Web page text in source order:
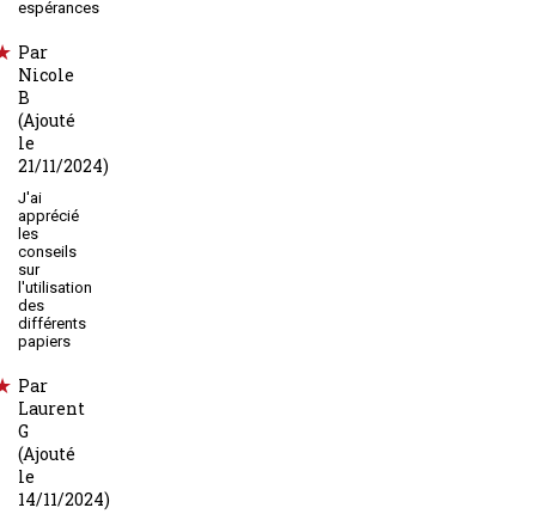
espérances
Par
Nicole
B
(Ajouté
le
21/11/2024)
J'ai
apprécié
les
conseils
sur
l'utilisation
des
différents
papiers
Par
Laurent
G
(Ajouté
le
14/11/2024)